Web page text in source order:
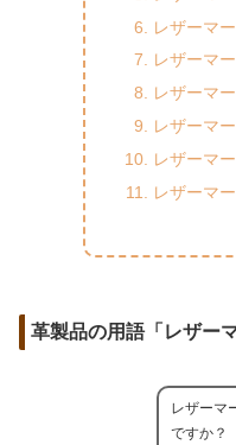
レザーマ
レザーマ
レザーマ
レザーマ
レザーマ
レザーマ
革製品の用語「レザー
レザーマ
ですか？